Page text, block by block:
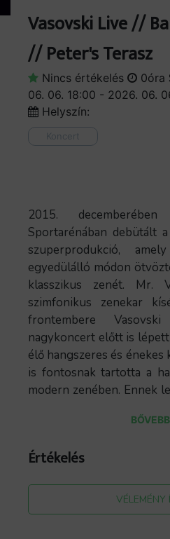
Vasovski Live //
// Peter's Terasz
Nincs értékelés 0óra
06. 06. 18:00 - 2026. 06.
Helyszín:
Koncert
2015.
Sportarénában debütált
szuperprodukció,
egyedülálló módon
klasszikus zenét. Mr.
szimfonikus zenekar
frontembere
nagykoncert előtt is
élő hangszeres és
is fontosnak tartotta a
modern zenében. Ennek
élőben játszik Ferencz
élőben énekel Bakos
a fiatalokhoz a
Vasovski Symphonic
Értékelés
VÉLEMÉNY